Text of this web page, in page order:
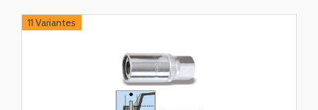
11 Variantes